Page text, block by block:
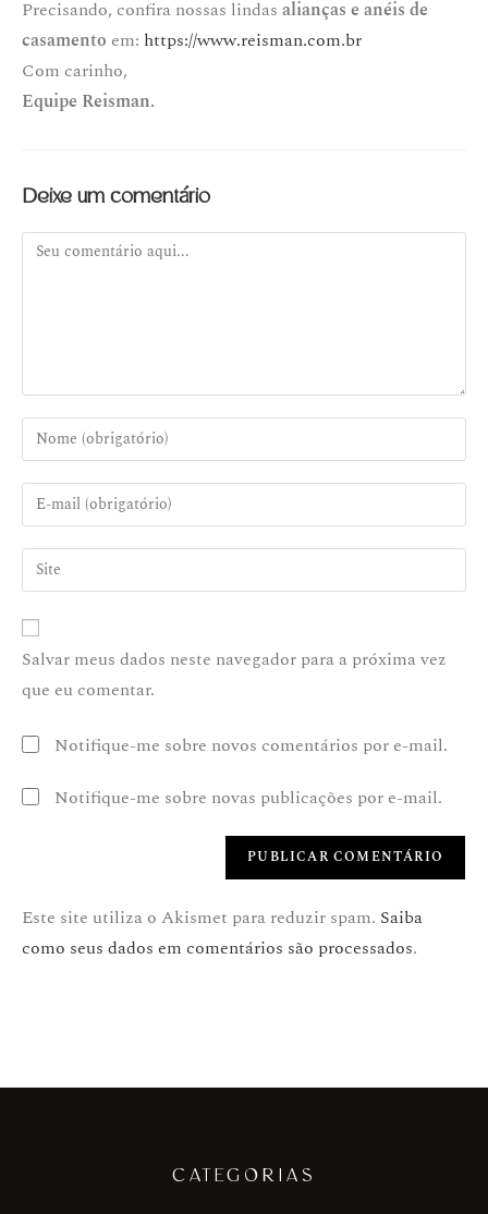
Precisando, confira nossas lindas alianças e anéis de
casamento em: https://www.reisman.com.br
Com carinho,
Equipe Reisman.
Deixe um comentário
Salvar meus dados neste navegador para a próxima vez
que eu comentar.
Notifique-me sobre novos comentários por e-mail.
Notifique-me sobre novas publicações por e-mail.
Este site utiliza o Akismet para reduzir spam. Saiba
como seus dados em comentários são processados.
CATEGORIAS